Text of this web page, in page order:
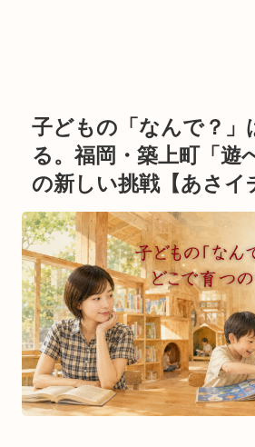
子どもの「なんで？」
る。福岡・築上町「遊
の新しい挑戦【あさイ